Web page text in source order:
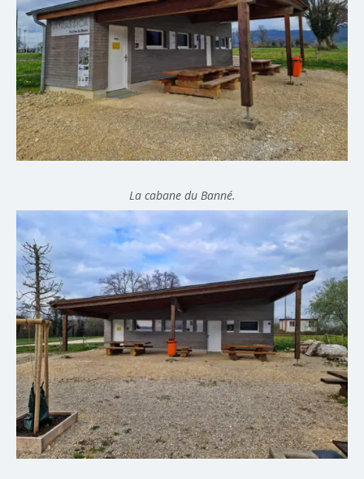
La cabane du Banné.